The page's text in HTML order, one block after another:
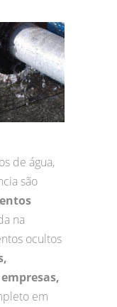
de água,
são
na
ocultos
em